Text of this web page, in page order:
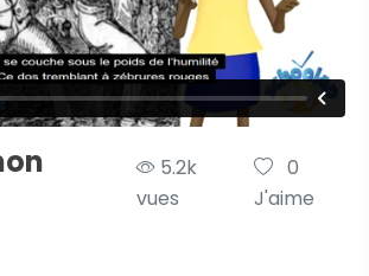
5.2k
vues
0
J'aime